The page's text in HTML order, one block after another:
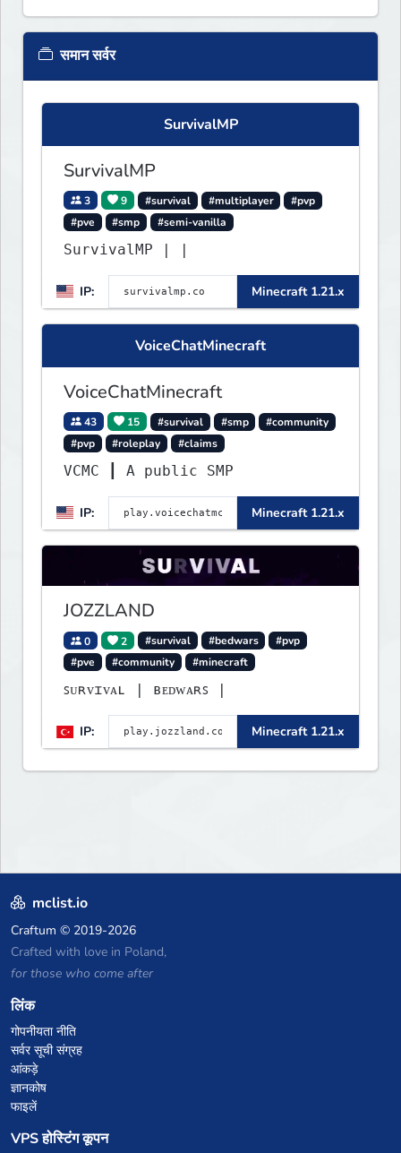
समान सर्वर
SurvivalMP
SurvivalMP
3 9 #survival #multiplayer
#pvp
#pve
#smp #semi-vanilla
SurvivalMP | |
IP: Minecraft 1.21.x
VoiceChatMinecraft
VoiceChatMinecraft
43 15 #survival #smp
#community
#pvp
#roleplay #claims
VCMC ┃ A public SMP
IP: Minecraft 1.21.x
JOZZLAND
0 2 #survival #bedwars
#pvp
#pve
#community #minecraft
ꜱᴜʀᴠɪᴠᴀʟ | ʙᴇᴅᴡᴀʀꜱ |
IP: Minecraft 1.21.x
mclist.io
Craftum © 2019-2026
Crafted with love in Poland,
for those who come after
लिंक
गोपनीयता नीति
सर्वर सूची संग्रह
आंकड़े
ज्ञानकोष
फाइलें
VPS होस्टिंग कूपन